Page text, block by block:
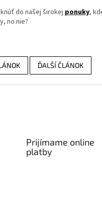
do našej širokej ponuky,
no nie?
ĎALŠÍ ČLÁNOK
Prijímame online
platby